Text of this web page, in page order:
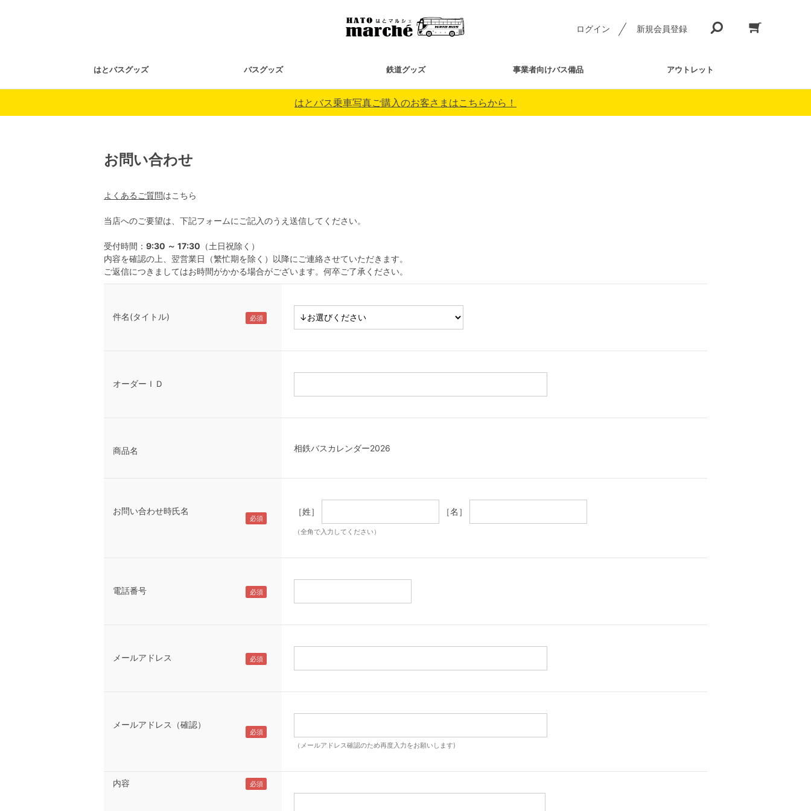
ログイン 新規会員登録
はとバスグッズ バスグッズ 鉄道グッズ 事業者向けバス備品 アウトレット
はとバス乗車写真ご購入のお客さまはこちらから！
お問い合わせ
よくあるご質問はこちら
当店へのご要望は、下記フォームにご記入のうえ送信してください。
受付時間： 9:30 ～ 17:30 （土日祝除く）
内容を確認の上、翌営業日（繁忙期を除く）以降にご連絡させていただきます。
ご返信につきましてはお時間がかかる場合がございます。何卒ご了承ください。
件名(タイトル)
オーダーＩＤ
商品名 相鉄バスカレンダー2026
お問い合わせ時氏名 ［姓］ ［名］
（全角で入力してください）
電話番号
メールアドレス
メールアドレス（確認）
（メールアドレス確認のため再度入力をお願いします)
内容